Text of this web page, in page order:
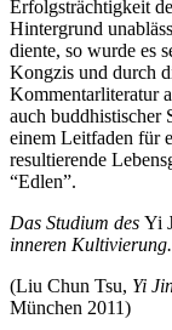
Erfolgsträchtigkeit
Hintergrund
diente, so wurde es
Kongzis und durch
Kommentarliteratur
auch buddhistischer
einem Leitfaden für
resultierende
“Edlen”.
Das Studium des Yi
inneren
(Liu Chun Tsu, Yi
München 2011)